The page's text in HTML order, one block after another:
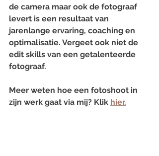
de camera maar ook de fotograaf
levert is een resultaat van
jarenlange ervaring, coaching en
optimalisatie. Vergeet ook niet de
edit skills van een getalenteerde
fotograaf.
Meer weten hoe een fotoshoot in
zijn werk gaat via mij? Klik hier.